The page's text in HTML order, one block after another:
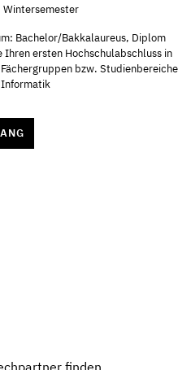
Wintersemester
Bachelor/Bakkalaureus, Diplom
Ihren ersten Hochschulabschluss in
bzw. Studienbereiche